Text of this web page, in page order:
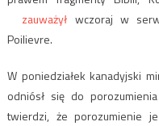
zauważył wczoraj w
Poilievre.
W poniedziałek kanadyjski
odniósł się do
twierdzi, że porozumienie